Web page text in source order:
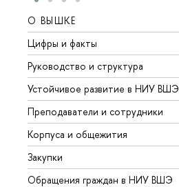
О ВЫШКЕ
Цифры и факты
Руководство и структура
Устойчивое развитие в НИУ ВШЭ
Преподаватели и сотрудники
Корпуса и общежития
Закупки
Обращения граждан в НИУ ВШЭ